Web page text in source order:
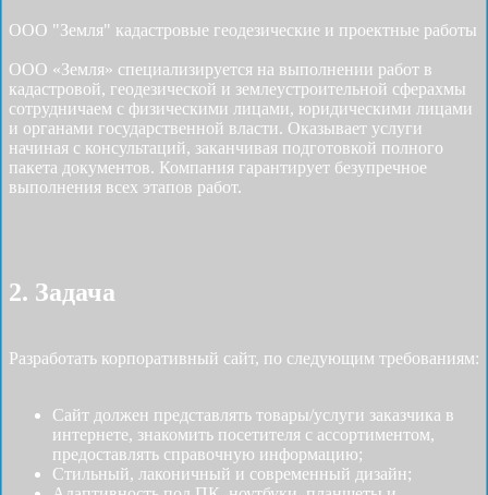
ООО "Земля" кадастровые геодезические и проектные работы
ООО «Земля» специализируется на выполнении работ в
кадастровой, геодезической и землеустроительной сферахмы
сотрудничаем с физическими лицами, юридическими лицами
и органами государственной власти. Оказывает услуги
начиная с консультаций, заканчивая подготовкой полного
пакета документов. Компания гарантирует безупречное
выполнения всех этапов работ.
2. Задача
Разработать корпоративный сайт, по следующим требованиям:
Сайт должен представлять товары/услуги заказчика в
интернете, знакомить посетителя с ассортиментом,
предоставлять справочную информацию;
Стильный, лаконичный и современный дизайн;